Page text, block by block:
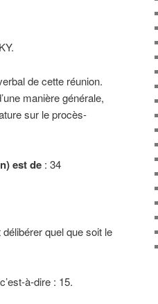
de cette réunion.
manière générale,
sur le procès-
est de : 34
délibérer quel que soit le
à-dire : 15.